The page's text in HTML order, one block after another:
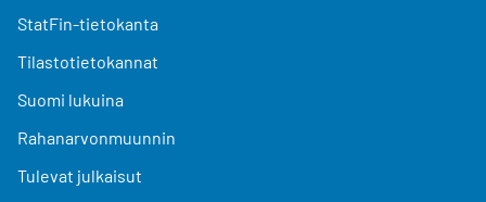
StatFin-tietokanta
Tilastotietokannat
Suomi lukuina
Rahanarvonmuunnin
Tulevat julkaisut